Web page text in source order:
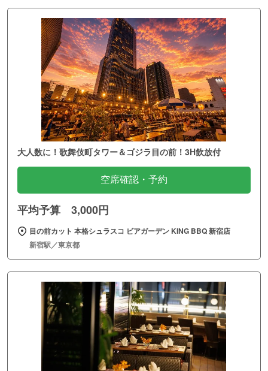
大人数に！歌舞伎町タワー＆ゴジラ目の前！3H飲放付
空席確認・予約
平均予算 3,000円
目の前カット 本格シュラスコ ビアガーデン KING BBQ 新宿店
新宿駅／東京都